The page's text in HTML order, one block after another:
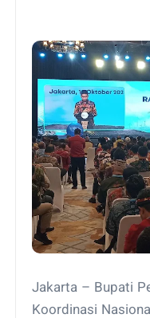
Jakarta – Bupati
Koordinasi